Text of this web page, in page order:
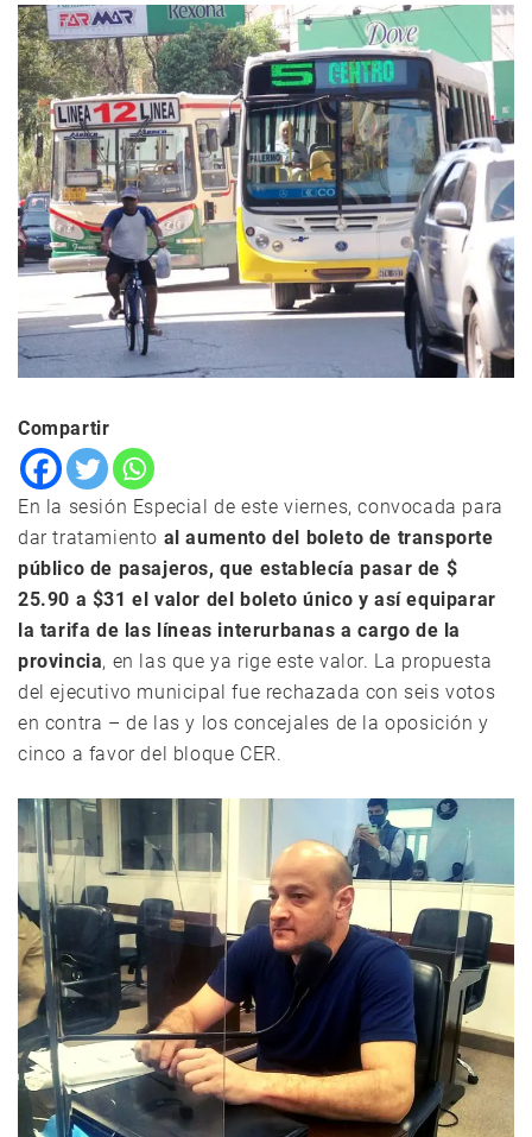
Compartir
En la sesión Especial de este viernes, convocada para
dar tratamiento al aumento del boleto de transporte
público de pasajeros, que establecía pasar de $
25.90 a $31 el valor del boleto único y así equiparar
la tarifa de las líneas interurbanas a cargo de la
provincia, en las que ya rige este valor. La propuesta
del ejecutivo municipal fue rechazada con seis votos
en contra – de las y los concejales de la oposición y
cinco a favor del bloque CER.